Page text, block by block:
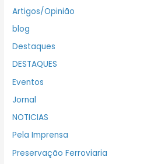
Artigos/Opinião
blog
Destaques
DESTAQUES
Eventos
Jornal
NOTICIAS
Pela Imprensa
Preservação Ferroviaria